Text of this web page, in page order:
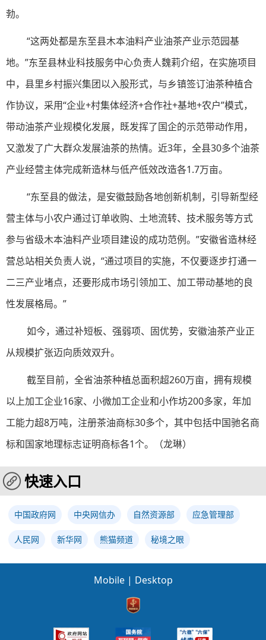
勃。
“这两处都是东至县木本油料产业油茶产业示范园基
地。”东至县林业科技服务中心负责人魏莉介绍，在实施项目
中，县里乡村振兴集团以入股形式，与乡镇签订油茶种植合
作协议，采用“企业+村集体经济+合作社+基地+农户”模式，
带动油茶产业规模化发展，既发挥了国企的示范带动作用，
又激发了广大群众发展油茶的热情。近3年，全县30多个油茶
产业经营主体完成新造林与低产低效改造各1.7万亩。
“东至县的做法，是安徽鼓励各地创新机制，引导新型经
营主体与小农户通过订单收购、土地流转、技术服务等方式
参与省级木本油料产业项目建设的成功范例。”安徽省造林经
营总站相关负责人说，“通过项目的实施，不仅要逐步打通一
二三产业堵点，还要形成市场引领加工、加工带动基地的良
性发展格局。”
如今，通过补短板、强弱项、固优势，安徽油茶产业正
从规模扩张迈向质效双升。
截至目前，全省油茶种植总面积超260万亩，拥有规模
以上加工企业16家、小微加工企业和小作坊200多家，年加
工能力超8万吨，注册茶油商标30多个，其中包括中国驰名商
标和国家地理标志证明商标各1个。（龙琳）
快速入口
中国政府网 中央网信办 自然资源部 应急管理部
人民网 新华网 熊猫频道 秘境之眼
Mobile | Desktop